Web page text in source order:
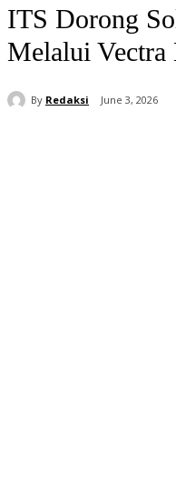
ITS Dorong
Melalui Vectra
By Redaksi June 3, 2026